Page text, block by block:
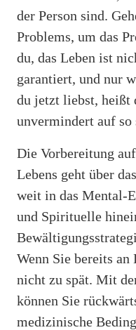
der Person sind.
Problems, um das
du, das Leben ist
garantiert, und nur
du jetzt liebst, heißt
unvermindert auf so
Die Vorbereitung
Lebens geht über
weit in das Mental-
und Spirituelle
Wenn Sie bereits an
nicht zu spät. Mit
können Sie
medizinische